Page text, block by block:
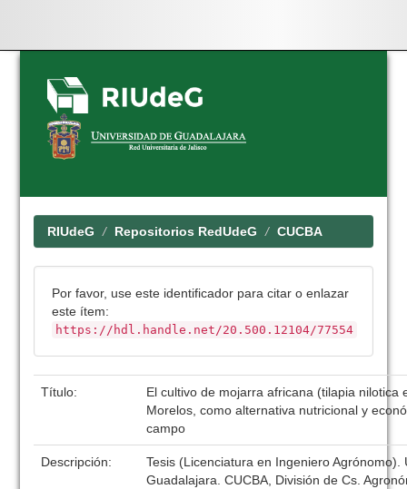
Skip
navigation
RIUdeG Repositorios RedUdeG CUCBA
Por favor, use este identificador para citar o enlazar
este ítem:
https://hdl.handle.net/20.500.12104/77554
Título:
El cultivo de mojarra africana (tilapia nilotica
Morelos, como alternativa nutricional y
campo
Descripción:
Tesis (Licenciatura en Ingeniero Agrónomo).
Guadalajara. CUCBA, División de Cs.